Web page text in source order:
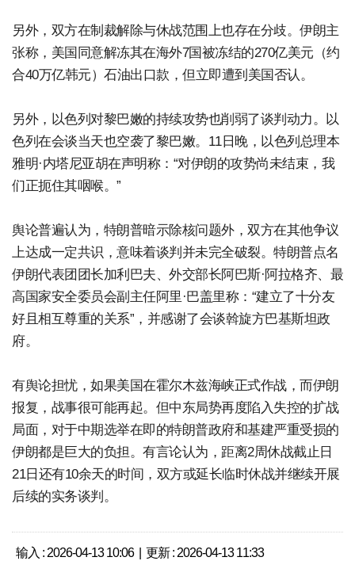
另外，双方在制裁解除与休战范围上也存在分歧。伊朗主
张称，美国同意解冻其在海外7国被冻结的270亿美元（约
合40万亿韩元）石油出口款，但立即遭到美国否认。
另外，以色列对黎巴嫩的持续攻势也削弱了谈判动力。以
色列在会谈当天也空袭了黎巴嫩。11日晚，以色列总理本
雅明·内塔尼亚胡在声明称：“对伊朗的攻势尚未结束，我
们正扼住其咽喉。”
舆论普遍认为，特朗普暗示除核问题外，双方在其他争议
上达成一定共识，意味着谈判并未完全破裂。特朗普点名
伊朗代表团团长加利巴夫、外交部长阿巴斯·阿拉格齐、最
高国家安全委员会副主任阿里·巴盖里称：“建立了十分友
好且相互尊重的关系”，并感谢了会谈斡旋方巴基斯坦政
府。
有舆论担忧，如果美国在霍尔木兹海峡正式作战，而伊朗
报复，战事很可能再起。但中东局势再度陷入失控的扩战
局面，对于中期选举在即的特朗普政府和基建严重受损的
伊朗都是巨大的负担。有言论认为，距离2周休战截止日
21日还有10余天的时间，双方或延长临时休战并继续开展
后续的实务谈判。
输入 : 2026-04-13 10:06 | 更新 : 2026-04-13 11:33